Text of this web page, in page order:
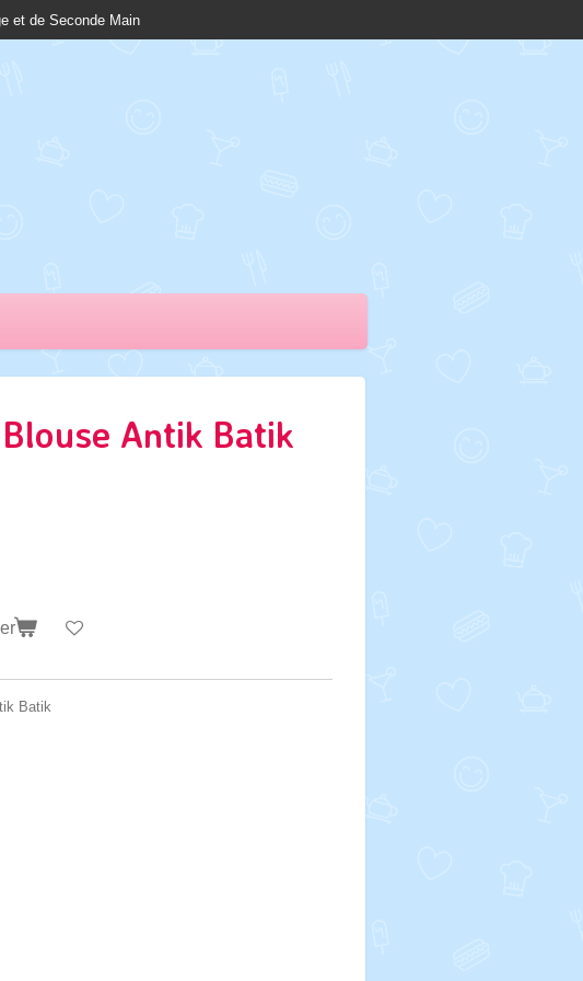
et de Seconde Main
Blouse Antik Batik
Batik